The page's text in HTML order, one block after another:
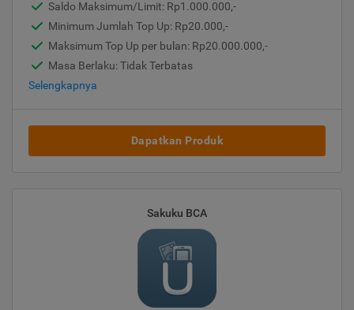
Saldo Maksimum/Limit: Rp1.000.000,-
Minimum Jumlah Top Up: Rp20.000,-
Maksimum Top Up per bulan: Rp20.000.000,-
Masa Berlaku: Tidak Terbatas
Selengkapnya
Dapatkan Produk
Sakuku BCA